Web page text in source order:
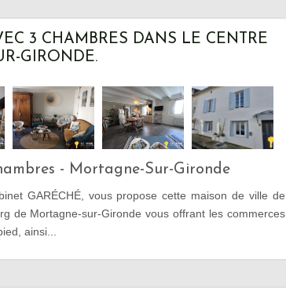
3 CHAMBRES DANS LE CENTRE
GIRONDE.
- Mortagne-Sur-Gironde
GARÉCHÉ, vous propose cette maison de ville de
de Mortagne-sur-Gironde vous offrant les commerces
ainsi...